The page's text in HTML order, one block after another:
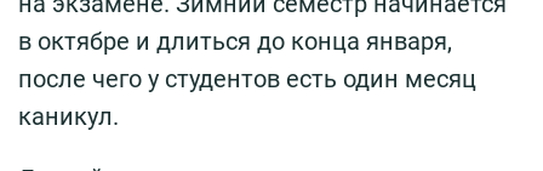
в октябре и длиться до конца января,
после чего у студентов есть один месяц
каникул.